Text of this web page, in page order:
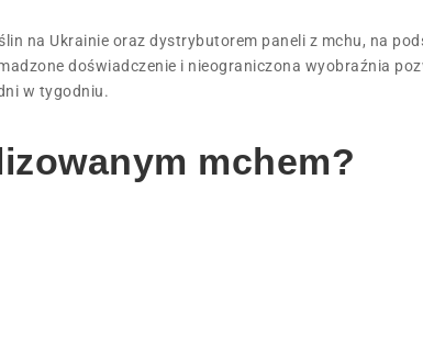
na Ukrainie oraz dystrybutorem paneli z mchu, na
doświadczenie i nieograniczona wyobraźnia
w tygodniu.
mchem?